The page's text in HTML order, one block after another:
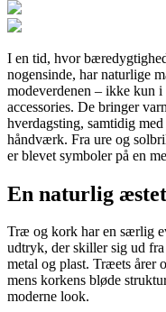
I en tid, hvor
nogensinde, har naturlige
modeverdenen – ikke kun
accessories. De bringer
hverdagsting, samtidig
håndværk. Fra ure og
er blevet symboler på en
En naturlig
Træ og kork har en særlig
udtryk, der skiller sig ud
metal og plast. Træets årer
mens korkens bløde
moderne look.